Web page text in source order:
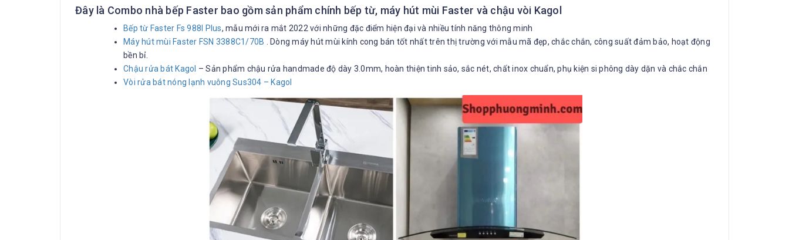
Đây là Combo nhà bếp Faster bao gồm sản phẩm chính bếp từ, máy hút mùi Faster và chậu vòi Kagol
Bếp từ Faster Fs 988I Plus, mẫu mới ra mắt 2022 với những đặc điểm hiện đại và nhiều tính năng thông minh
Máy hút mùi Faster FSN 3388C1/70B . Dòng máy hút mùi kính cong bán tốt nhất trên thị trường với mẫu mã đẹp, chắc chắn, công suất đảm bảo, hoạt động
bền bỉ.
Chậu rửa bát Kagol – Sản phẩm chậu rửa handmade độ dày 3.0mm, hoàn thiện tinh sảo, sắc nét, chất inox chuẩn, phụ kiện si phông dày dặn và chắc chắn
Vòi rửa bát nóng lạnh vuông Sus304 – Kagol